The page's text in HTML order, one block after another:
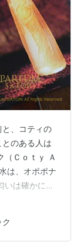
、コティの
のある人は
（Ｃｏｔｙ Ａ
は、オポポナ
いは確かに、
る人はあま
たとして
フランスのベ
ク